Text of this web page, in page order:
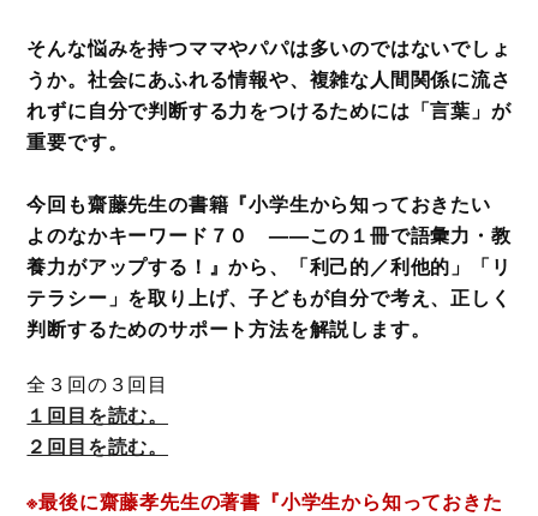
そんな悩みを持つママやパパは多いのではないでしょ
うか。社会にあふれる情報や、複雑な人間関係に流さ
れずに自分で判断する力をつけるためには「言葉」が
重要です。
今回も齋藤先生の書籍『小学生から知っておきたい
よのなかキーワード７０ ——この１冊で語彙力・教
養力がアップする！』から、「利己的／利他的」「リ
テラシー」を取り上げ、子どもが自分で考え、正しく
判断するためのサポート方法を解説します。
全３回の３回目
１回目を読む。
２回目を読む。
※最後に齋藤孝先生の著書『小学生から知っておきた